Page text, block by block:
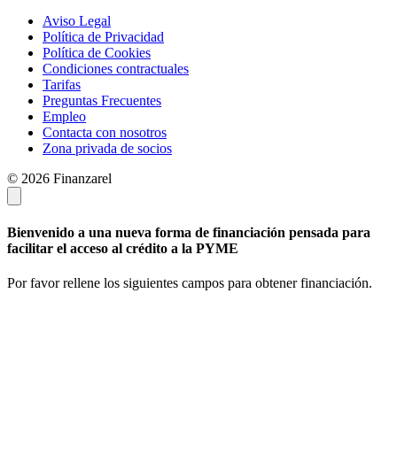
Aviso Legal
Política de Privacidad
Política de Cookies
Condiciones contractuales
Tarifas
Preguntas Frecuentes
Empleo
Contacta con nosotros
Zona privada de socios
© 2026 Finanzarel
Bienvenido a una nueva forma de financiación pensada para
facilitar el acceso al crédito a la PYME
Por favor rellene los siguientes campos para obtener financiación.